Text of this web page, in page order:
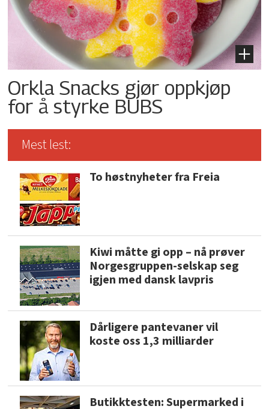
Orkla Snacks gjør oppkjøp
for å styrke BUBS
Mest lest:
To høstnyheter fra Freia
Kiwi måtte gi opp – nå prøver
Norgesgruppen-selskap seg
igjen med dansk lavpris
Dårligere pantevaner vil
koste oss 1,3 milliarder
Butikktesten: Supermarked i